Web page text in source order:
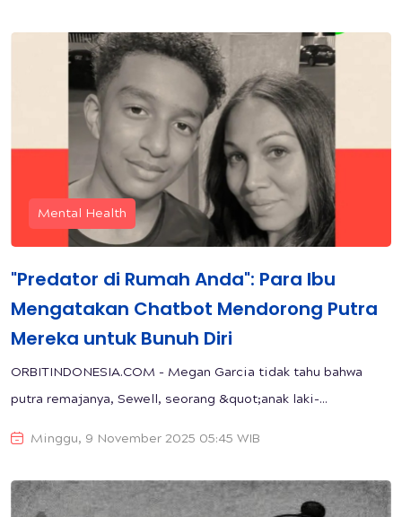
Mental Health
"Predator di Rumah Anda": Para Ibu
Mengatakan Chatbot Mendorong Putra
Mereka untuk Bunuh Diri
ORBITINDONESIA.COM - Megan Garcia tidak tahu bahwa
putra remajanya, Sewell, seorang &quot;anak laki-...
Minggu, 9 November 2025 05:45 WIB